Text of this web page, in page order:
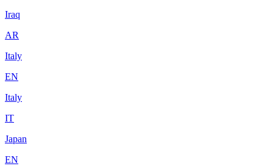
Iraq
AR
Italy
EN
Italy
IT
Japan
EN